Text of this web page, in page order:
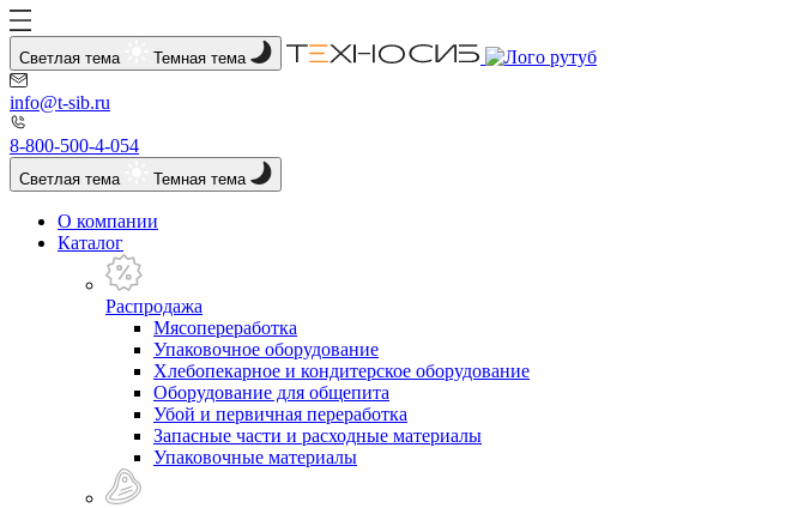
Светлая тема Темная тема
info@t-sib.ru
8-800-500-4-054
Светлая тема Темная тема
О компании
Каталог
Распродажа
Мясопереработка
Упаковочное оборудование
Хлебопекарное и кондитерское оборудование
Оборудование для общепита
Убой и первичная переработка
Запасные части и расходные материалы
Упаковочные материалы